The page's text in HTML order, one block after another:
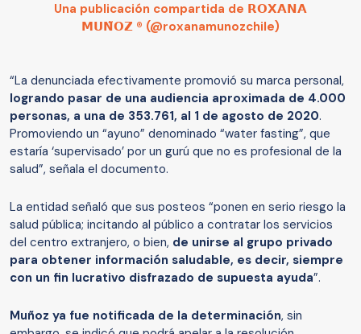
Una publicación compartida de 𝗥𝗢𝗫𝗔𝗡𝗔
𝗠𝗨𝗡̃𝗢𝗭 ®️ (@roxanamunozchile)
“La denunciada efectivamente promovió su marca personal,
logrando pasar de una audiencia aproximada de 4.000
personas, a una de 353.761, al 1 de agosto de 2020.
Promoviendo un “ayuno” denominado “water fasting”, que
estaría ‘supervisado’ por un gurú que no es profesional de la
salud”, señala el documento.
La entidad señaló que sus posteos “ponen en serio riesgo la
salud pública; incitando al público a contratar los servicios
del centro extranjero, o bien, de unirse al grupo privado
para obtener información saludable, es decir, siempre
con un fin lucrativo disfrazado de supuesta ayuda”.
Muñoz ya fue notificada de la determinación, sin